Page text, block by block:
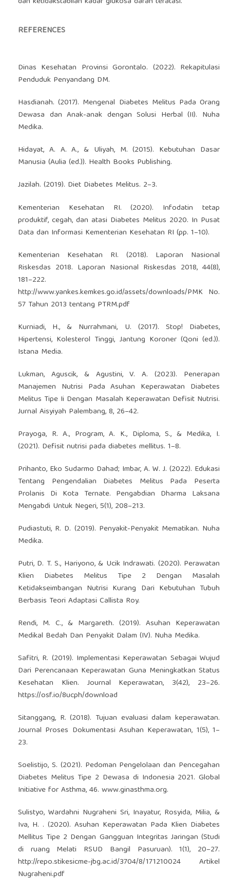
REFERENCES
Dinas Kesehatan Provinsi Gorontalo. (2022). Rekapitulasi
Penduduk Penyandang DM.
Hasdianah. (2017). Mengenal Diabetes Melitus Pada Orang
Dewasa dan Anak-anak dengan Solusi Herbal (II). Nuha
Medika.
Hidayat, A. A. A., & Uliyah, M. (2015). Kebutuhan Dasar
Manusia (Aulia (ed.)). Health Books Publishing.
Jazilah. (2019). Diet Diabetes Melitus. 2–3.
Kementerian Kesehatan RI. (2020). Infodatin tetap
produktif, cegah, dan atasi Diabetes Melitus 2020. In Pusat
Data dan Informasi Kementerian Kesehatan RI (pp. 1–10).
Kementerian Kesehatan RI. (2018). Laporan Nasional
Riskesdas 2018. Laporan Nasional Riskesdas 2018, 44(8),
181–222.
http://www.yankes.kemkes.go.id/assets/downloads/PMKNo.
57 Tahun 2013 tentang PTRM.pdf
Kurniadi, H., & Nurrahmani, U. (2017). Stop! Diabetes,
Hipertensi, Kolesterol Tinggi, Jantung Koroner (Qoni (ed.)).
Istana Media.
Lukman, Aguscik, & Agustini, V. A. (2023). Penerapan
Manajemen Nutrisi Pada Asuhan Keperawatan Diabetes
Melitus Tipe Ii Dengan Masalah Keperawatan Defisit Nutrisi.
Jurnal Aisyiyah Palembang, 8, 26–42.
Prayoga, R. A., Program, A. K., Diploma, S., & Medika, I.
(2021). Defisit nutrisi pada diabetes mellitus. 1–8.
Prihanto, Eko Sudarmo Dahad; Imbar, A. W. J. (2022). Edukasi
Tentang Pengendalian Diabetes Melitus Pada Peserta
Prolanis Di Kota Ternate. Pengabdian Dharma Laksana
Mengabdi Untuk Negeri, 5(1), 208–213.
Pudiastuti, R. D. (2019). Penyakit-Penyakit Mematikan. Nuha
Medika.
Putri, D. T. S., Hariyono, & Ucik Indrawati. (2020). Perawatan
Klien Diabetes Melitus Tipe 2 Dengan Masalah
Ketidakseimbangan Nutrisi Kurang Dari Kebutuhan Tubuh
Berbasis Teori Adaptasi Callista Roy.
Rendi, M. C., & Margareth. (2019). Asuhan Keperawatan
Medikal Bedah Dan Penyakit Dalam (IV). Nuha Medika.
Safitri, R. (2019). Implementasi Keperawatan Sebagai Wujud
Dari Perencanaan Keperawatan Guna Meningkatkan Status
Kesehatan Klien. Journal Keperawatan, 3(42), 23–26.
https://osf.io/8ucph/download
Sitanggang, R. (2018). Tujuan evaluasi dalam keperawatan.
Journal Proses Dokumentasi Asuhan Keperawatan, 1(5), 1–
23.
Soelistijo, S. (2021). Pedoman Pengelolaan dan Pencegahan
Diabetes Melitus Tipe 2 Dewasa di Indonesia 2021. Global
Initiative for Asthma, 46. www.ginasthma.org.
Sulistyo, Wardahni Nugraheni Sri, Inayatur, Rosyida, Milia, &
Iva, H. . (2020). Asuhan Keperawatan Pada Klien Diabetes
Mellitus Tipe 2 Dengan Gangguan Integritas Jaringan (Studi
di ruang Melati RSUD Bangil Pasuruan). 1(1), 20–27.
http://repo.stikesicme-jbg.ac.id/3704/8/171210024Artikel
Nugraheni.pdf